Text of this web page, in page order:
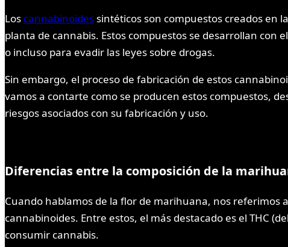
Los cannabinoidessintéticos son compuestos creados en
planta de cannabis. Estos compuestos se desarrollan
o incluso para evadir las leyes sobre drogas.
Sin embargo, el proceso de fabricación de estos
vamos a contarte como se producen estos compuestos,
riesgos asociados con su fabricación y uso.
Diferencias entre la composición de la
Cuando hablamos de la flor de marihuana, nos referimos
cannabinoides. Entre estos, el más destacado es el THC
consumir cannabis.